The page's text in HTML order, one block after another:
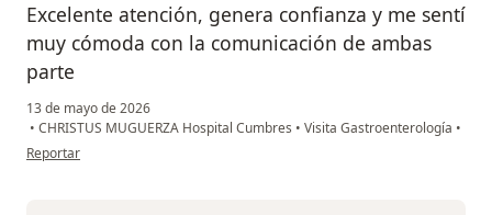
Excelente atención, genera confianza y me sentí
muy cómoda con la comunicación de ambas
parte
13 de mayo de 2026
• CHRISTUS MUGUERZA Hospital Cumbres • Visita Gastroenterología •
en opinión del usuario MARLENE
Reportar